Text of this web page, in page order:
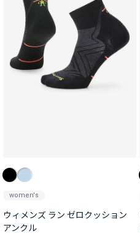
women's
ウィメンズ ラン ゼロクッション
アンクル